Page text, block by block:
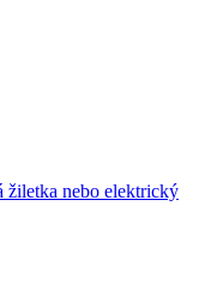
žiletka nebo elektrický